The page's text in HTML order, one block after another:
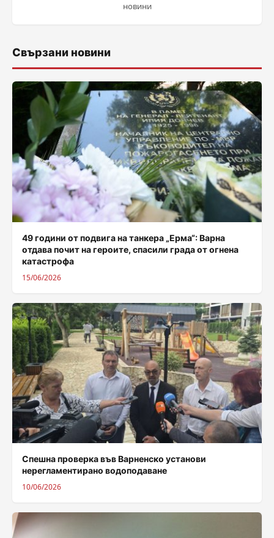
новини
Свързани новини
49 години от подвига на танкера „Ерма“: Варна
отдава почит на героите, спасили града от огнена
катастрофа
15/06/2026
Спешна проверка във Варненско установи
нерегламентирано водоподаване
10/06/2026